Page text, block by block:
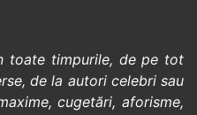
toate timpurile, de pe tot
de la autori celebrisau
,cugetări,aforisme,